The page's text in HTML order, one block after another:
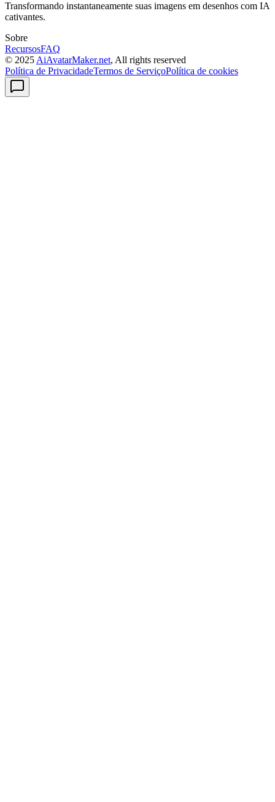
Transformando instantaneamente suas imagens em desenhos com IA
cativantes.
Sobre
RecursosFAQ
© 2025AiAvatarMaker.net, All rights reserved
Política de PrivacidadeTermos de ServiçoPolítica de cookies